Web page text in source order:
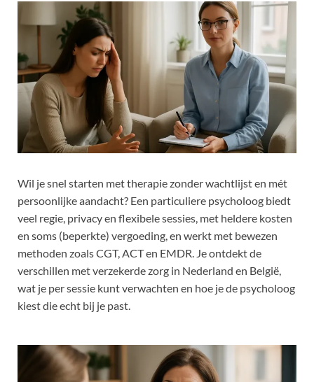
Wil je snel starten met therapie zonder wachtlijst en mét
persoonlijke aandacht? Een particuliere psycholoog biedt
veel regie, privacy en flexibele sessies, met heldere kosten
en soms (beperkte) vergoeding, en werkt met bewezen
methoden zoals CGT, ACT en EMDR. Je ontdekt de
verschillen met verzekerde zorg in Nederland en België,
wat je per sessie kunt verwachten en hoe je de psycholoog
kiest die echt bij je past.